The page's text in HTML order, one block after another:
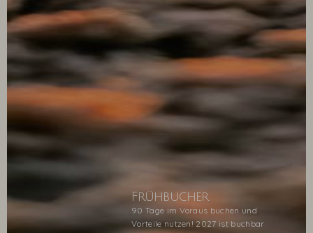
Frühbucher
90 Tage im Voraus buchen und
Vorteile nutzen! 2027 ist buchbar